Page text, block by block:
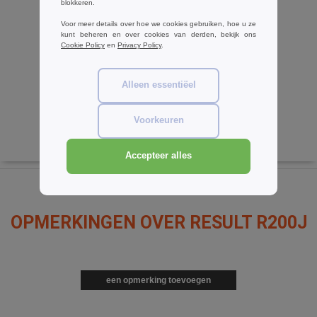
Korntex KX217 - Veiligheidsvest
€2.37
OPMERKINGEN OVER RESULT R200J
een opmerking toevoegen
blokkeren.
Voor meer details over hoe we cookies gebruiken, hoe u ze
kunt beheren en over cookies van derden, bekijk ons
Cookie Policy en Privacy Policy.
Alleen essentiëel
Voorkeuren
Accepteer alles